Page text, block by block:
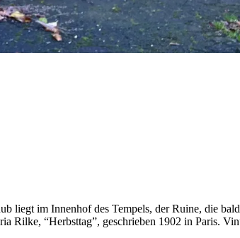
liegt im Innenhof des Tempels, der Ruine, die
Rilke, “Herbsttag”, geschrieben 1902 in Paris.